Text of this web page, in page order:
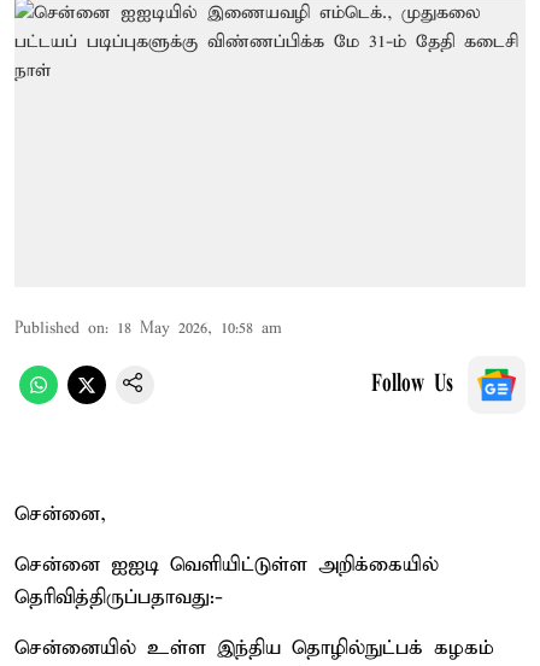
Published on: 18 May 2026, 10:58 am
Follow Us
சென்னை,
சென்னை ஐஐடி வெளியிட்டுள்ள அறிக்கையில்
தெரிவித்திருப்பதாவது:-
சென்னையில் உள்ள இந்திய தொழில்நுட்பக் கழகம்